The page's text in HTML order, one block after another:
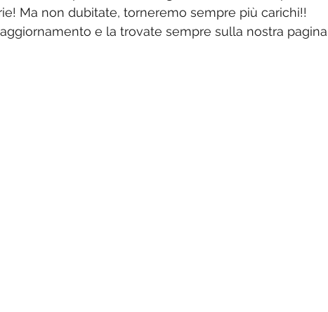
Ma non dubitate, torneremo sempre più carichi!!
e la trovate sempre sulla nostra